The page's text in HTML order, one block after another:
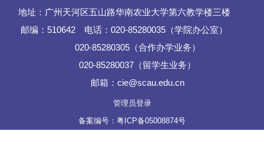
地址：广州天河区五山路华南农业大学第六教学楼三楼
邮编：510642 电话：020-85280035（学院办公室）
020-85280305（合作办学业务）
020-85280037（留学生业务）
邮箱：cie@scau.edu.cn
管理员登录
备案编号：粤ICP备05008874号